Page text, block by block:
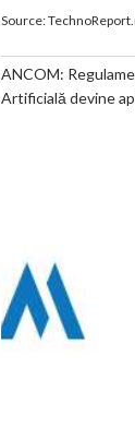
Source:
ANCOM:
Artificială devine